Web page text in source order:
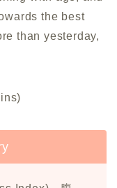
the best
than yesterday,